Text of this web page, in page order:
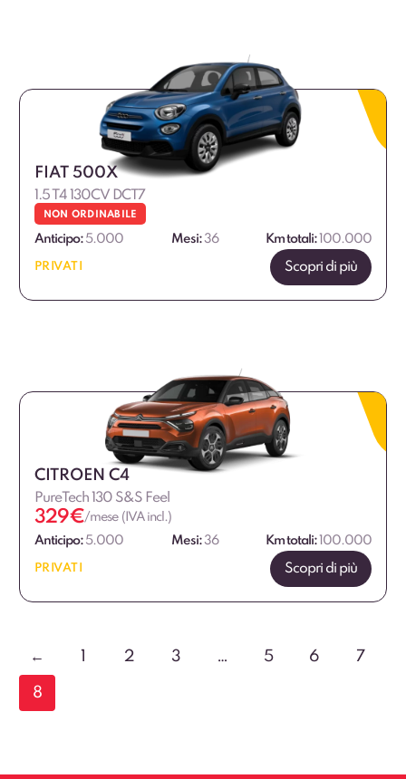
FIAT 500X
1.5 T4 130CV DCT7
NON ORDINABILE
Anticipo:5.000 Mesi:36 Km totali: 100.000
PRIVATI Scopri di più
CITROEN C4
PureTech 130 S&S Feel
329€/mese (IVA incl.)
Anticipo:5.000 Mesi:36 Km totali: 100.000
PRIVATI Scopri di più
← 1 2 3 … 5 6 7
8